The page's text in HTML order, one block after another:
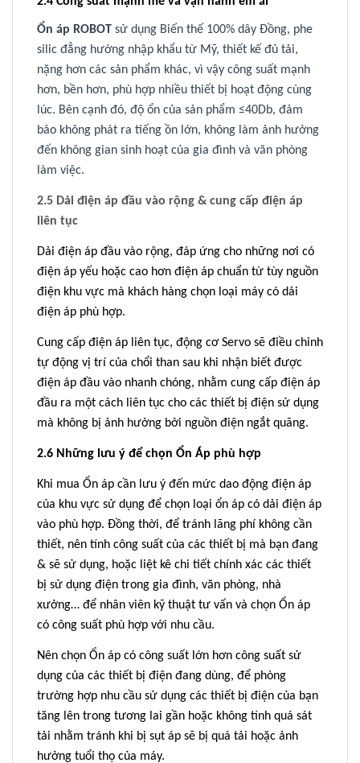
Ổn áp ROBOT sử dụng Biến thế 100% dây Đồng, phe
silic đẳng hướng nhập khẩu từ Mỹ, thiết kế đủ tải,
nặng hơn các sản phẩm khác, vì vậy công suất mạnh
hơn, bền hơn, phù hợp nhiều thiết bị hoạt động cùng
lúc. Bên cạnh đó, độ ổn của sản phẩm ≤40Db, đảm
bảo không phát ra tiếng ồn lớn, không làm ảnh hưởng
đến không gian sinh hoạt của gia đình và văn phòng
làm việc.
2.5 Dải điện áp đầu vào rộng & cung cấp điện áp
liên tục
Dải điện áp đầu vào rộng, đáp ứng cho những nơi có
điện áp yếu hoặc cao hơn điện áp chuẩn từ tùy nguồn
điện khu vực mà khách hàng chọn loại máy có dải
điện áp phù hợp.
Cung cấp điện áp liên tục, động cơ Servo sẽ điều chỉnh
tự động vị trí của chổi than sau khi nhận biết được
điện áp đầu vào nhanh chóng, nhằm cung cấp điện áp
đầu ra một cách liên tục cho các thiết bị điện sử dụng
mà không bị ảnh hưởng bởi nguồn điện ngắt quãng.
2.6 Những lưu ý để chọn Ổn Áp phù hợp
Khi mua Ổn áp cần lưu ý đến mức dao động điện áp
của khu vực sử dụng để chọn loại ổn áp có dải điện áp
vào phù hợp. Đồng thời, để tránh lãng phí không cần
thiết, nên tính công suất của các thiết bị mà bạn đang
& sẽ sử dụng, hoặc liệt kê chi tiết chính xác các thiết
bị sử dụng điện trong gia đình, văn phòng, nhà
xưởng… để nhân viên kỹ thuật tư vấn và chọn Ổn áp
có công suất phù hợp với nhu cầu.
Nên chọn Ổn áp có công suất lớn hơn công suất sử
dụng của các thiết bị điện đang dùng, để phòng
trường hợp nhu cầu sử dụng các thiết bị điện của bạn
tăng lên trong tương lai gần hoặc không tính quá sát
tải nhằm tránh khi bị sụt áp sẽ bị quá tải hoặc ảnh
hưởng tuổi thọ của máy.